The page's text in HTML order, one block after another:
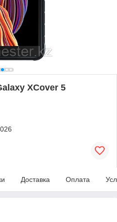
XCover 5
Доставка Оплата